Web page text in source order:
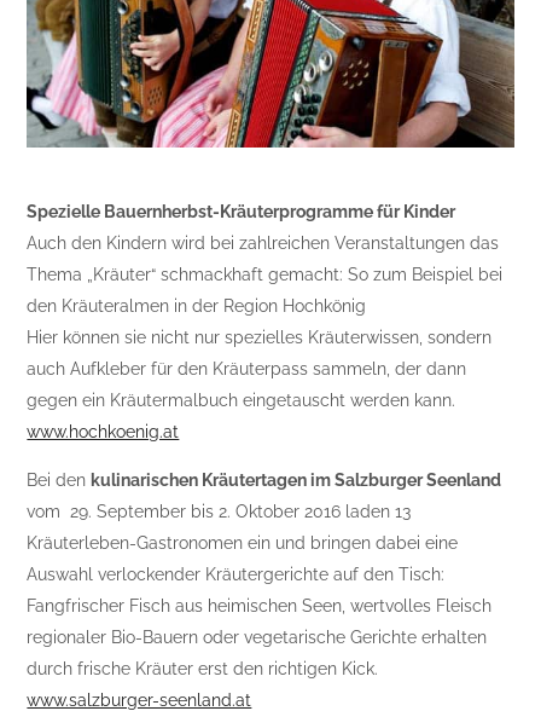
Spezielle Bauernherbst-Kräuterprogramme für Kinder
Auch den Kindern wird bei zahlreichen Veranstaltungen das
Thema „Kräuter“ schmackhaft gemacht: So zum Beispiel bei
den Kräuteralmen in der Region Hochkönig
Hier können sie nicht nur spezielles Kräuterwissen, sondern
auch Aufkleber für den Kräuterpass sammeln, der dann
gegen ein Kräutermalbuch eingetauscht werden kann.
www.hochkoenig.at
Bei denkulinarischen Kräutertagen im Salzburger Seenland
vom 29. September bis 2. Oktober 2016 laden 13
Kräuterleben-Gastronomen ein und bringen dabei eine
Auswahl verlockender Kräutergerichte auf den Tisch:
Fangfrischer Fisch aus heimischen Seen, wertvolles Fleisch
regionaler Bio-Bauern oder vegetarische Gerichte erhalten
durch frische Kräuter erst den richtigen Kick.
www.salzburger-seenland.at